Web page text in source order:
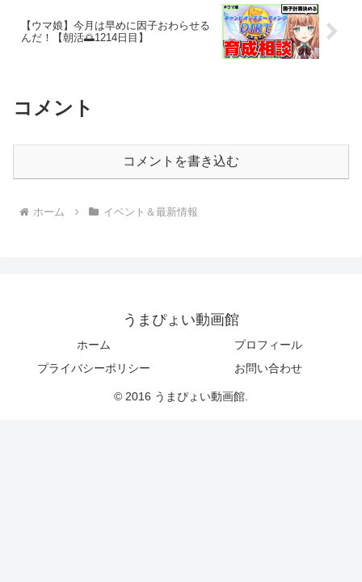
【ウマ娘】今月は早めに因子おわらせる
んだ！【朝活🌅1214日目】
コメント
コメントを書き込む
ホーム イベント＆最新情報
うまぴょい動画館
ホーム
プロフィール
プライバシーポリシー
お問い合わせ
© 2016 うまぴょい動画館.